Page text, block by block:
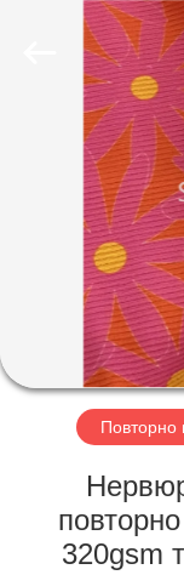
ШОУ
Повторно
320gsm